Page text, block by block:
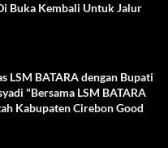
Buka Kembali Untuk Jalur
LSM BATARA dengan Bupati
"Bersama LSM BATARA
Kabupaten Cirebon Good